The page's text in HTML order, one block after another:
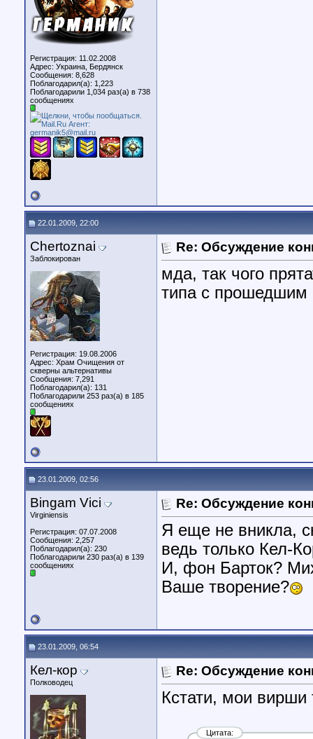
Регистрация: 11.02.2008
Адрес: Украина, Бердянск
Сообщения: 8,628
Поблагодарил(а): 1,223
Поблагодарили 1,034 раз(а) в 738
сообщениях
22.01.2009, 22:00
Chertoznai
Заблокирован
Регистрация: 19.08.2006
Адрес: Храм Очищения от
скверны альтернативы
Сообщения: 7,291
Поблагодарил(а): 131
Поблагодарили 253 раз(а) в 185
сообщениях
Re: Обсуждение
мда, так чого
типа с прошедшим
23.01.2009, 02:56
Bingam Vici
Virginiensis
Регистрация: 07.07.2008
Сообщения: 2,257
Поблагодарил(а): 230
Поблагодарили 230 раз(а) в 139
сообщениях
Re: Обсуждение
Я еще не вникла,
ведь только Кел-
И, фон Барток?
Ваше творение?
23.01.2009, 06:54
Кел-кор
Полководец
Re: Обсуждение
Кстати, мои
Цитата: